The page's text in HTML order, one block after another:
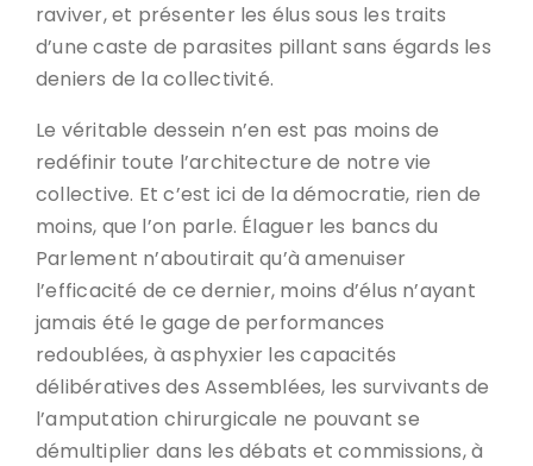
raviver, et présenter les élus sous les traits
d’une caste de parasites pillant sans égards les
deniers de la collectivité.
Le véritable dessein n’en est pas moins de
redéfinir toute l’architecture de notre vie
collective. Et c’est ici de la démocratie, rien de
moins, que l’on parle. Élaguer les bancs du
Parlement n’aboutirait qu’à amenuiser
l’efficacité de ce dernier, moins d’élus n’ayant
jamais été le gage de performances
redoublées, à asphyxier les capacités
délibératives des Assemblées, les survivants de
l’amputation chirurgicale ne pouvant se
démultiplier dans les débats et commissions, à